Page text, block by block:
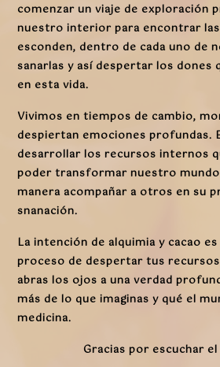
comenzar un viaje de exploración
nuestro interior para encontrar
esconden, dentro de cada uno de
sanarlas y así despertar los dones
en esta vida.
Vivimos en tiempos de cambio,
despiertan emociones profundas.
desarrollar los recursos internos
poder transformar nuestro
manera acompañar a otros en su
snanación.
La intención de alquimia y cacao
proceso de despertar tus
abras los ojos a una verdad
más de lo que imaginas y qué el
medicina.
Gracias por escuchar